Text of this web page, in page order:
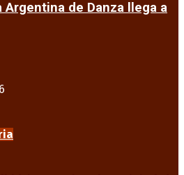
Argentina de Danza llega a